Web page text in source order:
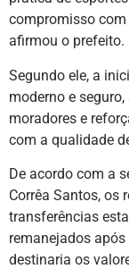
compromisso com
afirmou o prefeito.
Segundo ele, a
moderno e
moradores e
com a qualidade
De acordo com a
Corrêa Santos, os
transferências
remanejados
destinaria os